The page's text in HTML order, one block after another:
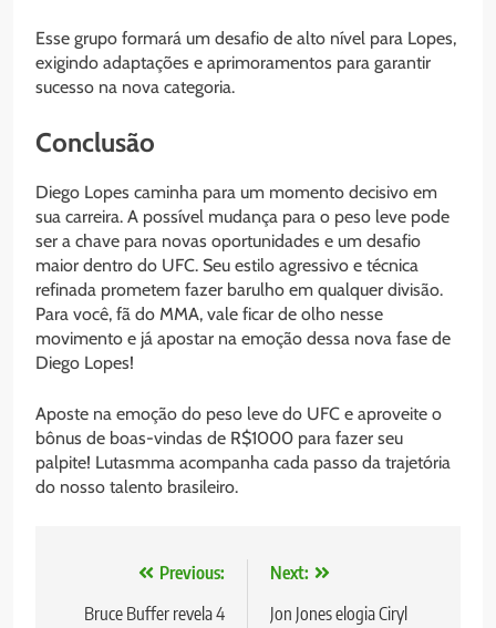
Esse grupo formará um desafio de alto nível para Lopes,
exigindo adaptações e aprimoramentos para garantir
sucesso na nova categoria.
Conclusão
Diego Lopes caminha para um momento decisivo em
sua carreira. A possível mudança para o peso leve pode
ser a chave para novas oportunidades e um desafio
maior dentro do UFC. Seu estilo agressivo e técnica
refinada prometem fazer barulho em qualquer divisão.
Para você, fã do MMA, vale ficar de olho nesse
movimento e já apostar na emoção dessa nova fase de
Diego Lopes!
Aposte na emoção do peso leve do UFC e aproveite o
bônus de boas-vindas de R$1000 para fazer seu
palpite! Lutasmma acompanha cada passo da trajetória
do nosso talento brasileiro.
NavegaçãoPrevious:
Bruce Buffer revela 4
Next:
Jon Jones elogia Ciryl